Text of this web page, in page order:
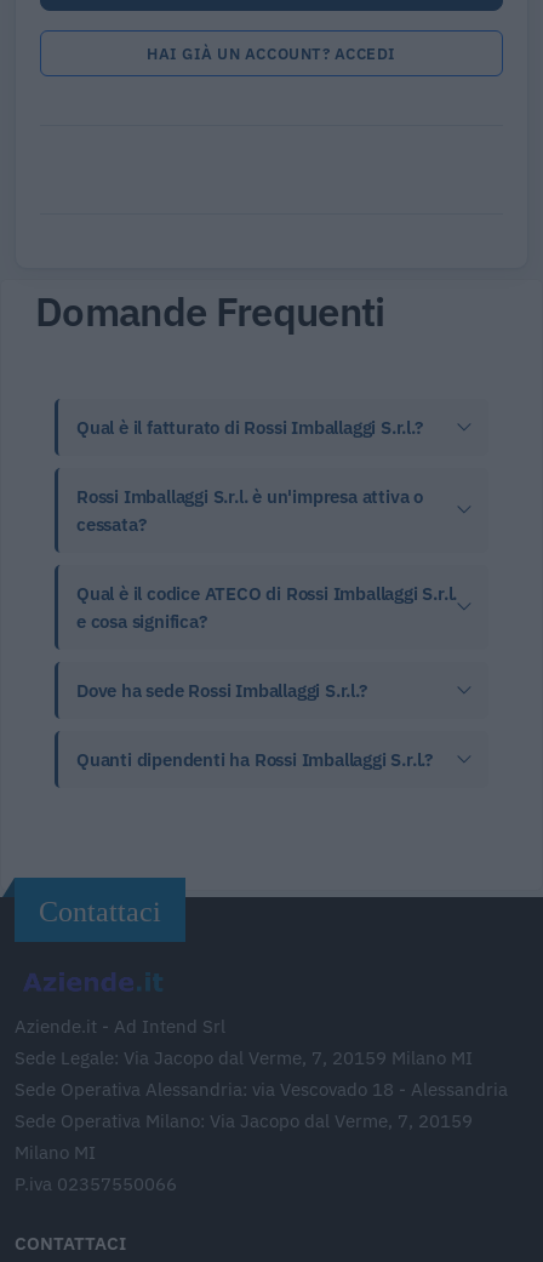
HAI GIÀ UN ACCOUNT? ACCEDI
Domande Frequenti
Qual è il fatturato di Rossi Imballaggi S.r.l.?
Rossi Imballaggi S.r.l. è un'impresa attiva o
cessata?
Qual è il codice ATECO di Rossi Imballaggi S.r.l.
e cosa significa?
Dove ha sede Rossi Imballaggi S.r.l.?
Quanti dipendenti ha Rossi Imballaggi S.r.l.?
Contattaci
Aziende.it - Ad Intend Srl
Sede Legale: Via Jacopo dal Verme, 7, 20159 Milano MI
Sede Operativa Alessandria: via Vescovado 18 - Alessandria
Sede Operativa Milano: Via Jacopo dal Verme, 7, 20159
Milano MI
P.iva 02357550066
CONTATTACI